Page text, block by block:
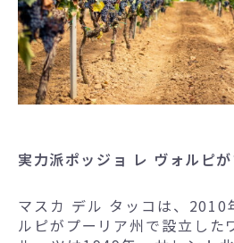
実力派ポッジョ レ ヴォルピ
マスカ デル タッコは、2010
ルピがプーリア州で設立した